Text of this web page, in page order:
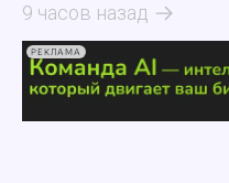
9 часов назад
РЕКЛАМА